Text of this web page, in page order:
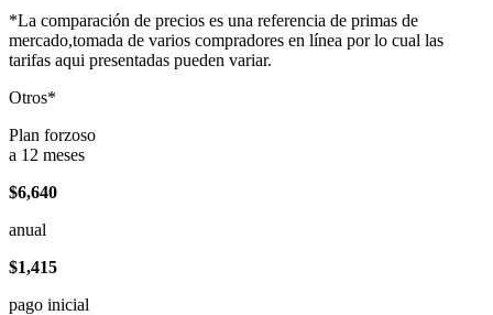
*La comparación de precios es una referencia de primas de
mercado,tomada de varios compradores en línea por lo cual las
tarifas aqui presentadas pueden variar.
Otros*
Plan forzoso
a 12 meses
$6,640
anual
$1,415
pago inicial